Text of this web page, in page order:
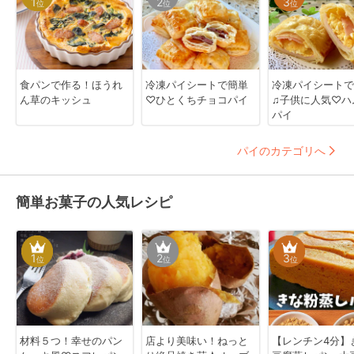
位
食パンで作る！ほうれ
ん草のキッシュ
位
冷凍パイシートで簡単
♡ひとくちチョコパイ
位
冷凍パイシート
♫子供に人気♡ハ
パイ
パイのカテゴリへ
簡単お菓子の人気レシピ
1位
材料５つ！幸せのパン
2位
店より美味い！ねっと
3位
【レンチン4分】